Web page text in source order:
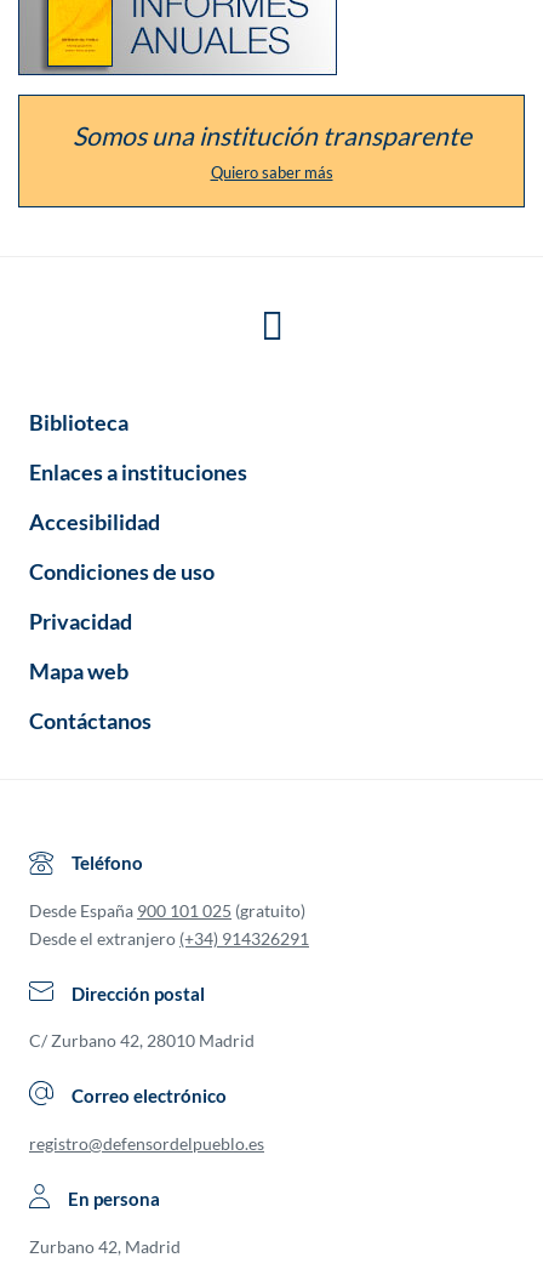
Prevención
informes
anuales
de
la
Somos una institución transparente
Quiero saber más
Biblioteca
Enlaces a instituciones
Accesibilidad
Condiciones de uso
Privacidad
Mapa web
Contáctanos
Teléfono
Desde España 900 101 025 (gratuito)
Desde el extranjero (+34) 914326291
Dirección postal
C/ Zurbano 42, 28010 Madrid
Correo electrónico
registro@defensordelpueblo.es
En persona
Zurbano 42, Madrid